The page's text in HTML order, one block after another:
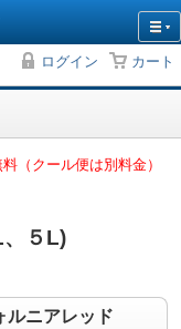
ログイン カート
（クール便は別料金）
５L)
ニアレッド